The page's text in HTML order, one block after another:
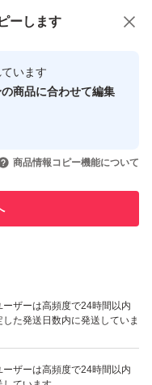
なユーザーです
了させた実績があります
実績があります
ーザーは高頻度で24時間以内
した発送日数内に発送していま
ーザーは高頻度で24時間以内
ーします
います
商品に合わせて編集
商品情報コピー機能について